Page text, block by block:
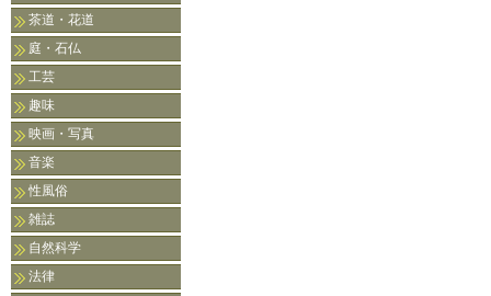
茶道・花道
庭・石仏
工芸
趣味
映画・写真
音楽
性風俗
雑誌
自然科学
法律